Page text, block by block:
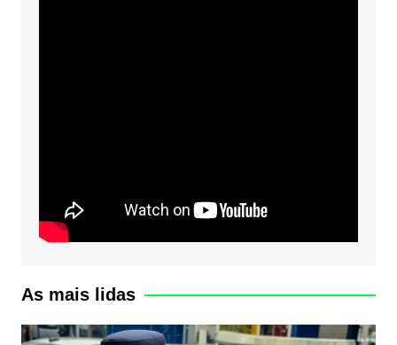
As mais lidas